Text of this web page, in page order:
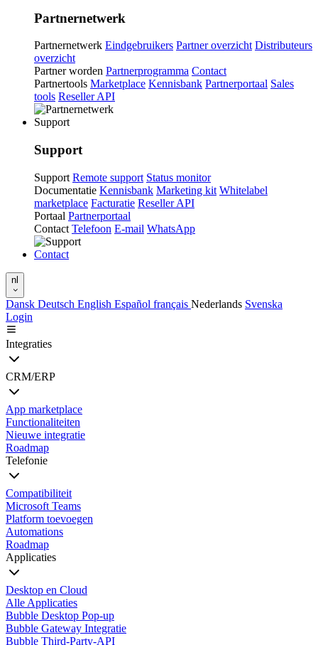
Partnernetwerk
Partnernetwerk Eindgebruikers Partner overzicht Distributeurs
overzicht
Partner worden Partnerprogramma Contact
Partnertools Marketplace Kennisbank Partnerportaal Sales
tools Reseller API
Support
Support
Support Remote support Status monitor
Documentatie Kennisbank Marketing kit Whitelabel
marketplace Facturatie Reseller API
Portaal Partnerportaal
Contact Telefoon E-mail WhatsApp
Contact
nl
Dansk Deutsch English Español français Nederlands Svenska
Login
Integraties
CRM/ERP
App marketplace
Functionaliteiten
Nieuwe integratie
Roadmap
Telefonie
Compatibiliteit
Microsoft Teams
Platform toevoegen
Automations
Roadmap
Applicaties
Desktop en Cloud
Alle Applicaties
Bubble Desktop Pop-up
Bubble Gateway Integratie
Bubble Third-Party-API